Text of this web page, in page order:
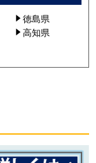
徳島県
高知県